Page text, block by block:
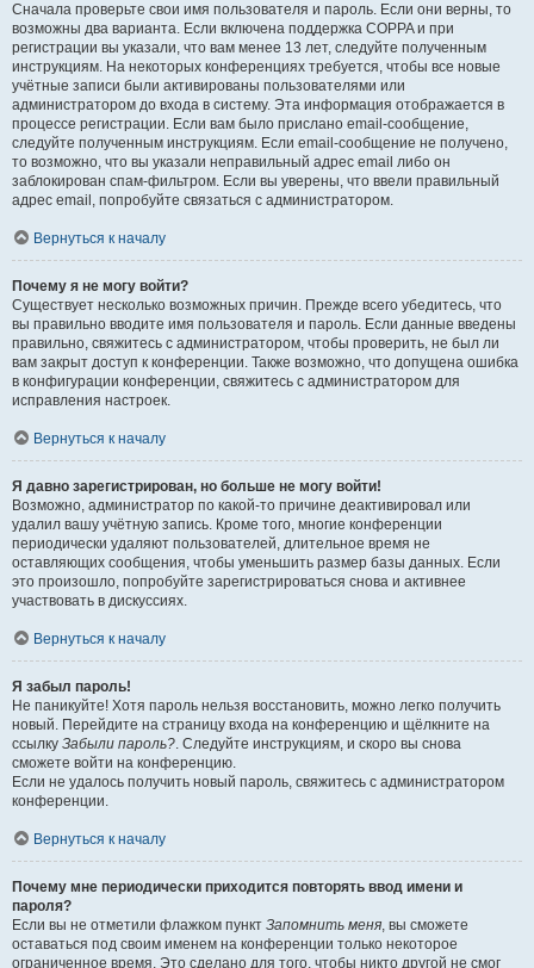
Сначала проверьте свои имя пользователя и пароль. Если они верны, то
возможны два варианта. Если включена поддержка COPPA и при
регистрации вы указали, что вам менее 13 лет, следуйте полученным
инструкциям. На некоторых конференциях требуется, чтобы все новые
учётные записи были активированы пользователями или
администратором до входа в систему. Эта информация отображается в
процессе регистрации. Если вам было прислано email-сообщение,
следуйте полученным инструкциям. Если email-сообщение не получено,
то возможно, что вы указали неправильный адрес email либо он
заблокирован спам-фильтром. Если вы уверены, что ввели правильный
адрес email, попробуйте связаться с администратором.
Вернуться к началу
Почему я не могу войти?
Существует несколько возможных причин. Прежде всего убедитесь, что
вы правильно вводите имя пользователя и пароль. Если данные введены
правильно, свяжитесь с администратором, чтобы проверить, не был ли
вам закрыт доступ к конференции. Также возможно, что допущена ошибка
в конфигурации конференции, свяжитесь с администратором для
исправления настроек.
Вернуться к началу
Я давно зарегистрирован, но больше не могу войти!
Возможно, администратор по какой-то причине деактивировал или
удалил вашу учётную запись. Кроме того, многие конференции
периодически удаляют пользователей, длительное время не
оставляющих сообщения, чтобы уменьшить размер базы данных. Если
это произошло, попробуйте зарегистрироваться снова и активнее
участвовать в дискуссиях.
Вернуться к началу
Я забыл пароль!
Не паникуйте! Хотя пароль нельзя восстановить, можно легко получить
новый. Перейдите на страницу входа на конференцию и щёлкните на
ссылку Забыли пароль?. Следуйте инструкциям, и скоро вы снова
сможете войти на конференцию.
Если не удалось получить новый пароль, свяжитесь с администратором
конференции.
Вернуться к началу
Почему мне периодически приходится повторять ввод имени и
пароля?
Если вы не отметили флажком пункт Запомнить меня, вы сможете
оставаться под своим именем на конференции только некоторое
ограниченное время. Это сделано для того, чтобы никто другой не смог